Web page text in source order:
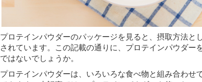
プロテインパウダーのパッケージを見ると、摂取方法と
されています。この記載の通りに、プロテインパウダー
ではないでしょうか。
プロテインパウダーは、いろいろな食べ物と組み合わせ